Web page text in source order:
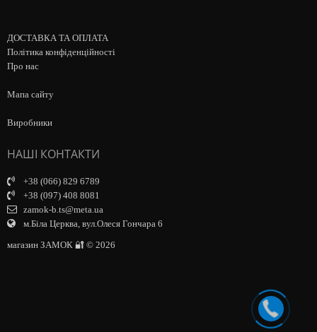
ДОСТАВКА ТА ОПЛАТА
Політика конфіденційності
Про нас
Мапа сайту
Виробники
НАШІ КОНТАКТИ
+38 (066) 829 6789
+38 (097) 408 8081
zamok-b.ts@meta.ua
м.Біла Церква, вул.Олеся Гончара 6
магазин ЗАМОК 🔐 © 2026